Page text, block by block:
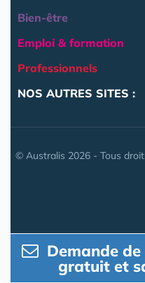
Bien-être
Emploi & formation
Professionnels
NOS AUTRES SITES :
© Australis 2026 - Tous
Demande de
gratuit et